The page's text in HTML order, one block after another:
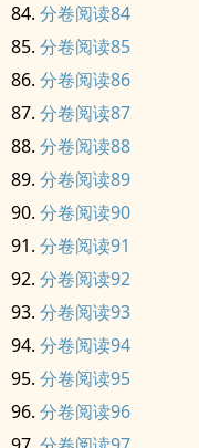
分卷阅读84
分卷阅读85
分卷阅读86
分卷阅读87
分卷阅读88
分卷阅读89
分卷阅读90
分卷阅读91
分卷阅读92
分卷阅读93
分卷阅读94
分卷阅读95
分卷阅读96